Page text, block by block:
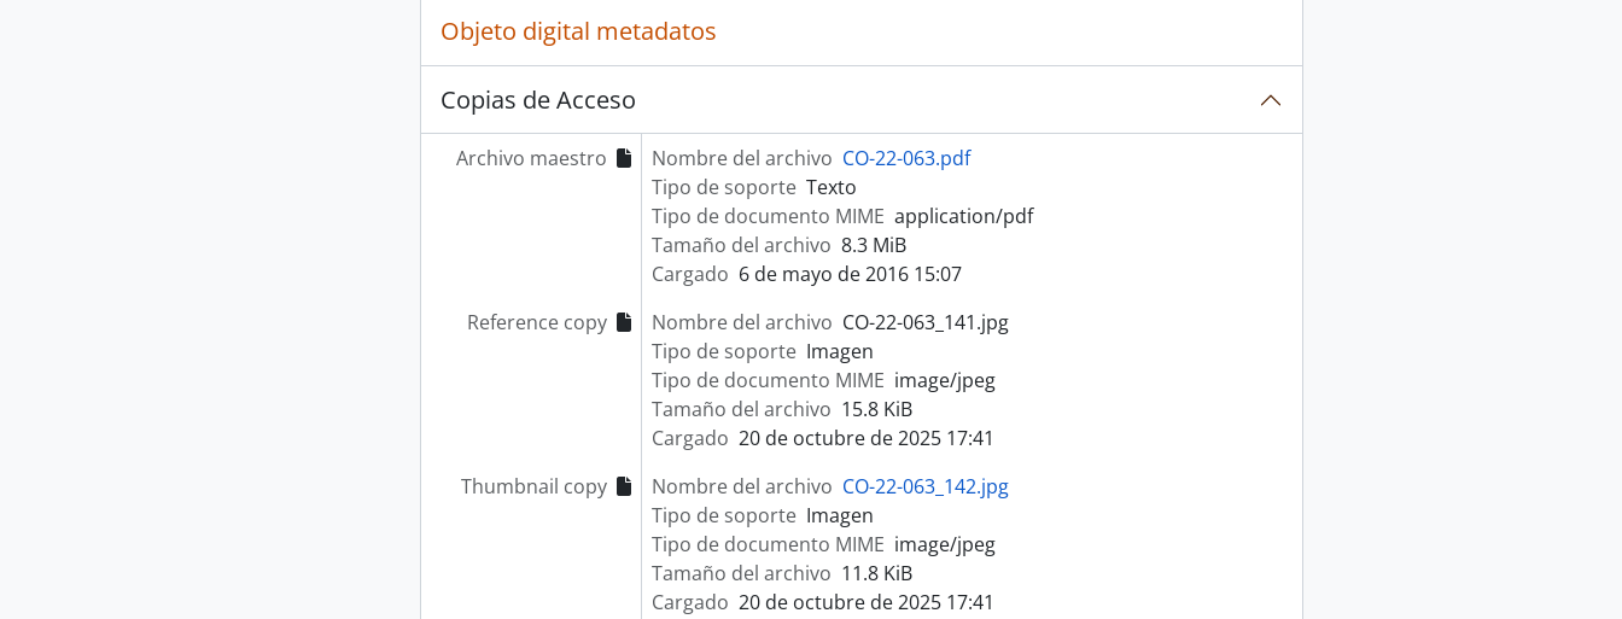
Objeto digital metadatos
Copias de Acceso
Archivo maestro Nombre del archivo CO-22-063.pdf
Tipo de soporte Texto
Tipo de documento MIME application/pdf
Tamaño del archivo 8.3 MiB
Cargado 6 de mayo de 2016 15:07
Reference copy
Nombre del archivo CO-22-063_141.jpg
Tipo de soporte Imagen
Tipo de documento MIME image/jpeg
Tamaño del archivo 15.8 KiB
Cargado 20 de octubre de 2025 17:41
Thumbnail copy
Nombre del archivo CO-22-063_142.jpg
Tipo de soporte Imagen
Tipo de documento MIME image/jpeg
Tamaño del archivo 11.8 KiB
Cargado 20 de octubre de 2025 17:41